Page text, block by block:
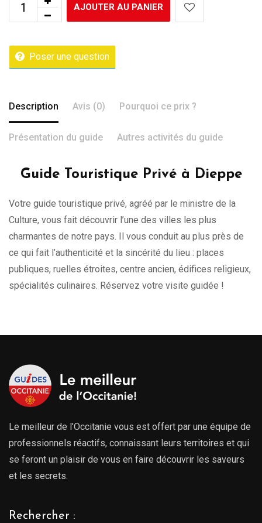
AJOUTER AU PANIER
Poser une question
Description Avis (0) Pourquoi ce prix ?
Présentation du guide Autres activités du guide
Guide Touristique Privé à Dieppe
Votre guide touristique privé, agréé par le ministre de la
Culture, vous fait découvrir l’une des villes les plus
charmantes de notre pays. Il vous conduit au plus près de
ce qui fait l’authenticité et la sincérité du lieu : places
publiques, ruelles étroites, centre ancien, édifices religieux,
spécialités culinaires. Réservez votre visite guidée !
Le meilleur de l’Occitanie vous est offert par une équipe de
professionnels réactifs, connaissant leurs territoires et qui
se feront un plaisir de vous en faire découvrir les saveurs
et les secrets.
Rechercher :